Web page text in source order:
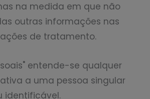
na medida em que não
outras informações nas
de tratamento.
entende-se qualquer
a uma pessoa singular
identificável.